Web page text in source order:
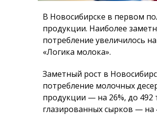
В Новосибирске в первом
продукции. Наиболее
потребление увеличилось
«Логика молока».
Заметный рост в
потребление молочных
продукции — на 26%, до 492
глазированных сырков — на